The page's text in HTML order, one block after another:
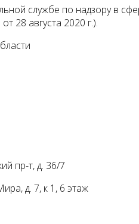
службе по надзору в
28 августа 2020 г.).
пр-т, д. 36/7
д. 7, к 1, 6 этаж